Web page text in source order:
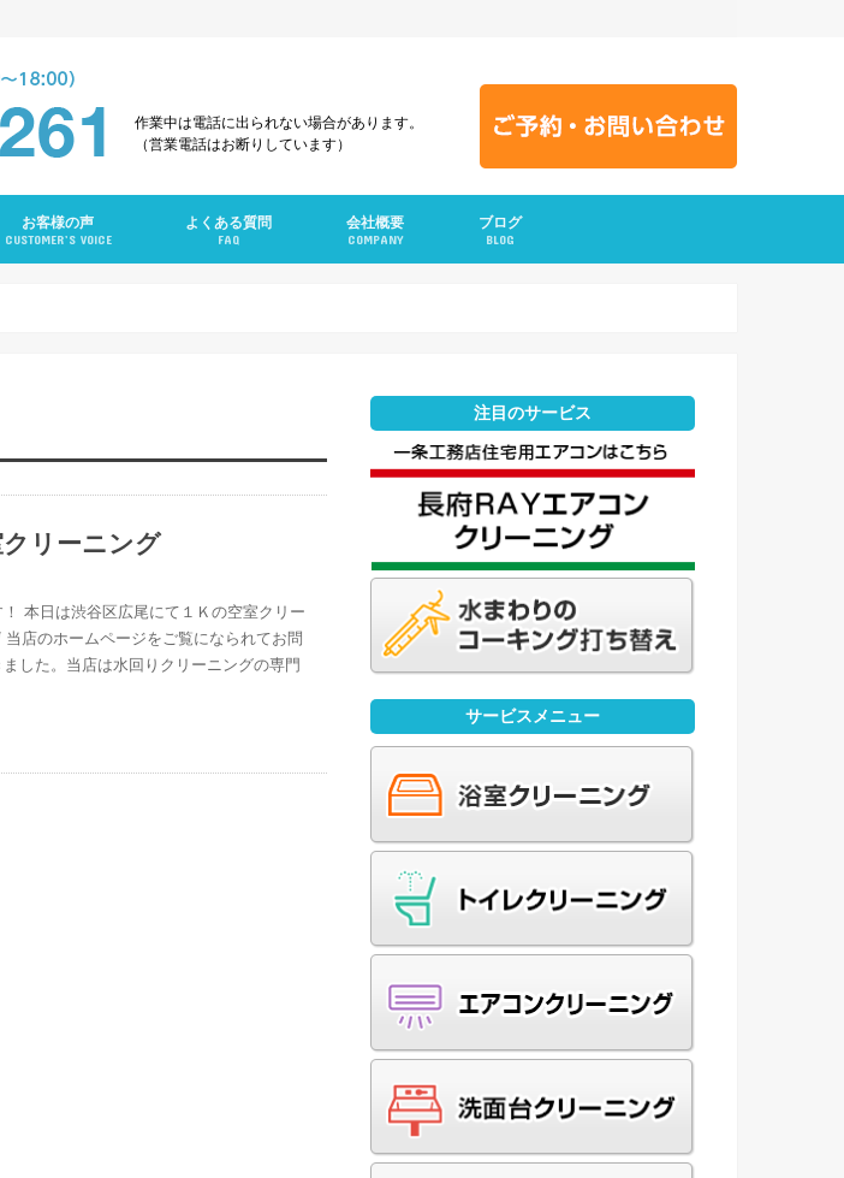
作業中は電話に出られない場合があります。
（営業電話はお断りしています）
お客様の声
CUSTOMER’S VOICE
よくある質問
FAQ
会社概要
COMPANY
ブログ
BLOG
リーニング
本日は渋谷区広尾にて１Ｋの空室クリー
店のホームページをご覧になられてお問
した。当店は水回りクリーニングの専門
注目のサービス
サービスメニュー